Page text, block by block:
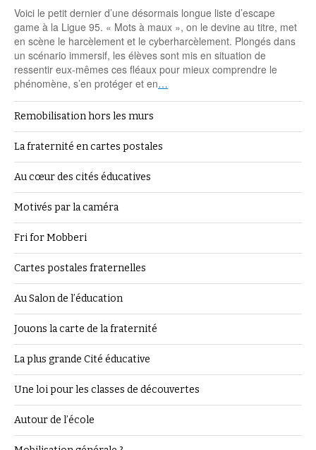
Voici le petit dernier d’une désormais longue liste d’escape
game à la Ligue 95. « Mots à maux », on le devine au titre, met
en scène le harcèlement et le cyberharcèlement. Plongés dans
un scénario immersif, les élèves sont mis en situation de
ressentir eux-mêmes ces fléaux pour mieux comprendre le
phénomène, s’en protéger et en…
Remobilisation hors les murs
La fraternité en cartes postales
Au cœur des cités éducatives
Motivés par la caméra
Fri for Mobberi
Cartes postales fraternelles
Au Salon de l’éducation
Jouons la carte de la fraternité
La plus grande Cité éducative
Une loi pour les classes de découvertes
Autour de l’école